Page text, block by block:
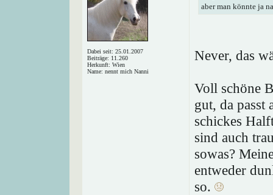
Dabei seit: 25.01.2007
Beiträge: 11.260
Herkunft: Wien
Name: nennt mich Nanni
aber man könnte ja
Never, das
Voll schöne
gut, da
schickes
sind auch
sowas?
entweder
so.